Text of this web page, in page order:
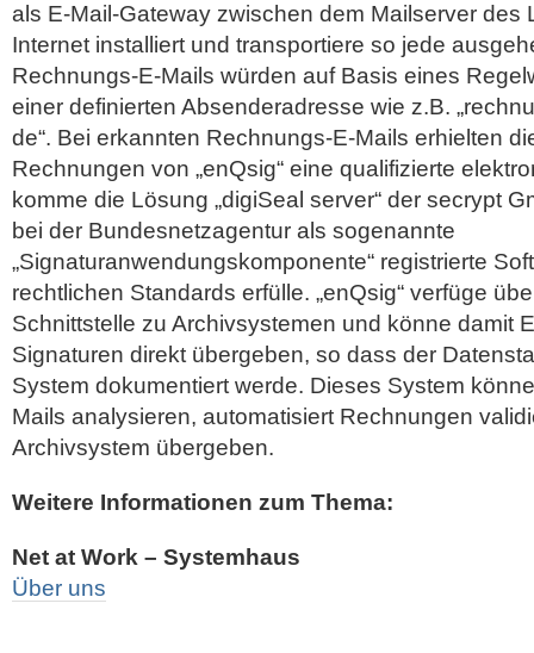
als E-Mail-Gateway zwischen dem Mailserver des
Internet installiert und transportiere so jede
Rechnungs-E-Mails würden auf Basis eines
einer definierten Absenderadresse wie z.B.
de“. Bei erkannten Rechnungs-E-Mails erhielten
Rechnungen von „enQsig“ eine qualifizierte
komme die Lösung „digiSeal server“ der secrypt
bei der Bundesnetzagentur als sogenannte
„Signaturanwendungskomponente“ registrierte
rechtlichen Standards erfülle. „enQsig“ verfüge
Schnittstelle zu Archivsystemen und könne damit
Signaturen direkt übergeben, so dass der
System dokumentiert werde. Dieses System
Mails analysieren, automatisiert Rechnungen
Archivsystem übergeben.
Weitere Informationen zum Thema:
Net at Work – Systemhaus
Über uns